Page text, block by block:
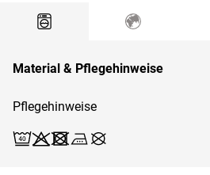
Material & Pflegehinweise
Pflegehinweise